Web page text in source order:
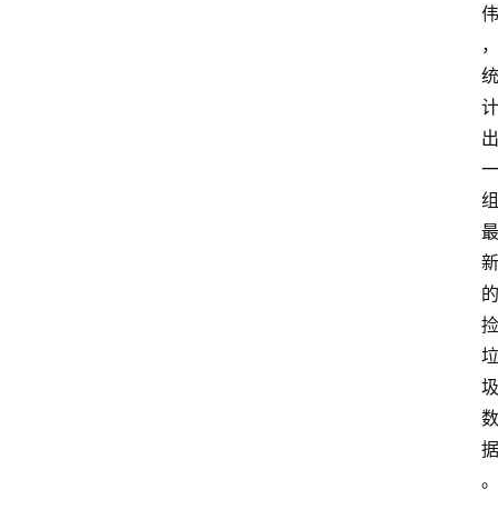
伟
，
统
计
出
一
组
最
新
的
捡
垃
圾
数
据
。